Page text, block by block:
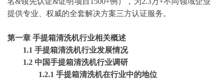
提供专业、权威的全套解决方案三方认证服务。
第一章 手提箱清洗机行业相关概述
1.1 手提箱清洗机行业发展情况
1.2 中国手提箱清洗机行业调研
1.2.1 手提箱清洗机在行业中的地位